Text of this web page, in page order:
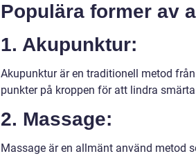
Populära former av
1. Akupunktur:
Akupunktur är en traditionell metod
punkter på kroppen för att lindra
2. Massage:
Massage är en allmänt använd metod